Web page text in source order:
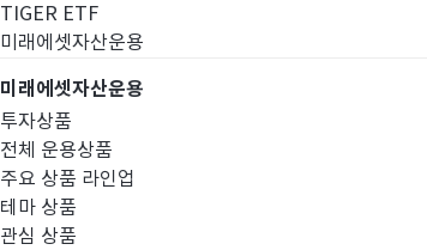
TIGER ETF
미래에셋자산운용
미래에셋자산운용
투자상품
전체 운용상품
주요 상품 라인업
테마 상품
관심 상품